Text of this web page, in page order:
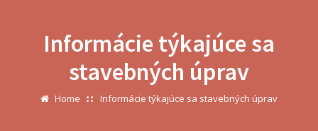
Informácie týkajúce sa
stavebných úprav
Home Informácie týkajúce sa stavebných úprav